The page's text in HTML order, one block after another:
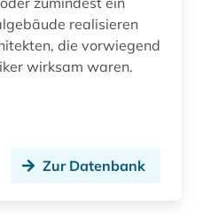
experimentelle archäologie (1) realisieren
die vorwiegend
wirksam waren.
Zur Datenbank